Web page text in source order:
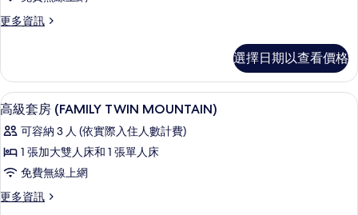
(DOUBLE
所
有
相
片
床
(DOUBLE
詳
套
房,
張
特
大
雙
人
床
(DOUBLE
更多資訊
更
套
房,
1
特
大
人
床
(DOUBLE
選擇日期以查看價格
顯
示
高
級
套
房
高級寢具、舒適加層、客房內保險箱、
5
高級套房 (FAMILY TWIN MOUNTAIN)
可容納 3 人 (依實際入住人數計費)
1 張加大雙人床和 1 張單人床
免費無線上網
更多資訊
更